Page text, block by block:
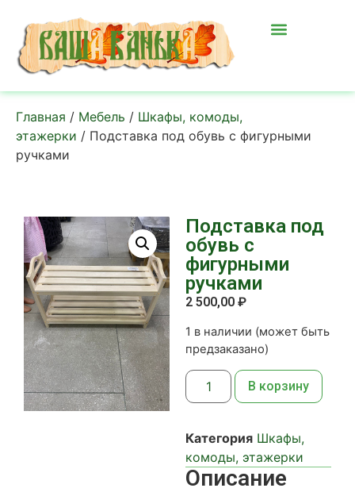
Главная / Мебель / Шкафы, комоды,
этажерки / Подставка под обувь с фигурными
ручками
Подставка под
обувь с
фигурными
ручками
2 500,00 ₽
1 в наличии (может быть
предзаказано)
В корзину
Категория Шкафы,
комоды, этажерки
Описание